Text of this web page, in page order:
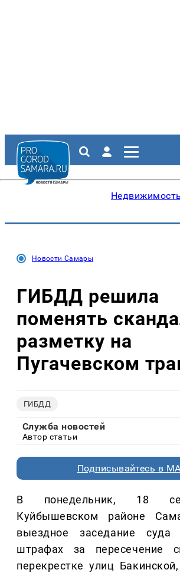
Недвижимость
Новости Самары
ГИБДД решила
поменять
разметку на
Пугачевском
ГИБДД
Служба новостей
Автор статьи
Подписывайтесь в
В понедельник, 18
Куйбышевском районе
выездное заседание
штрафах за пересечение
перекрестке улиц